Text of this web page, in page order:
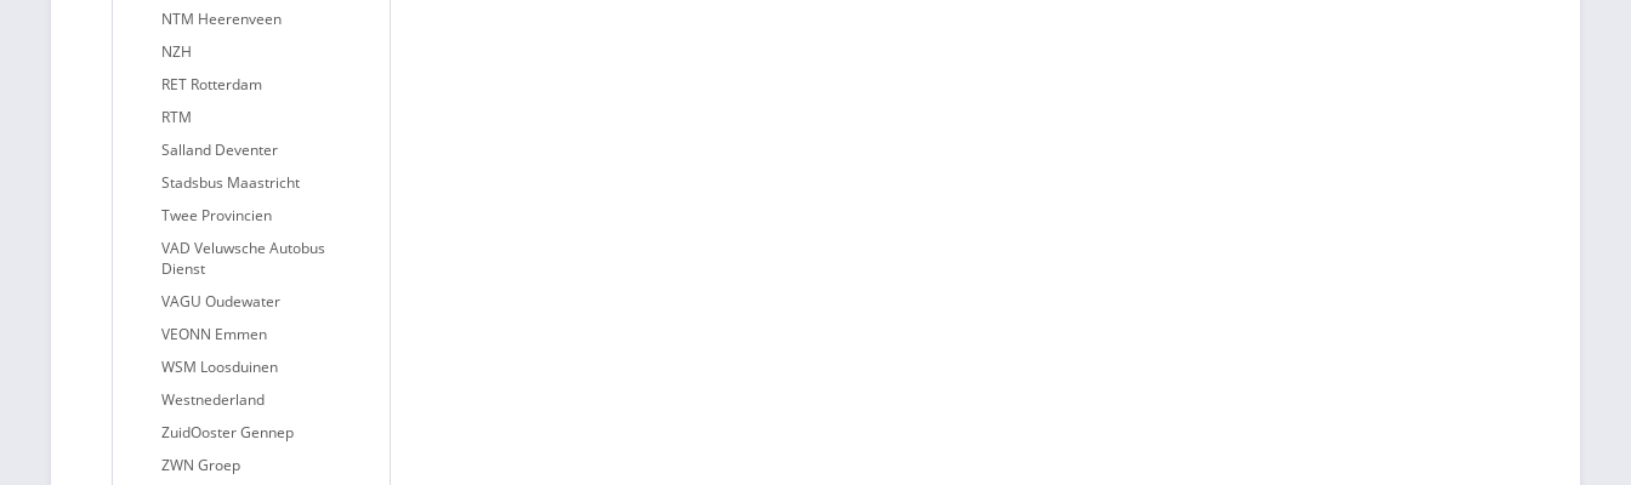
NTM Heerenveen
NZH
RET Rotterdam
RTM
Salland Deventer
Stadsbus Maastricht
Twee Provincien
VAD Veluwsche Autobus
Dienst
VAGU Oudewater
VEONN Emmen
WSM Loosduinen
Westnederland
ZuidOoster Gennep
ZWN Groep